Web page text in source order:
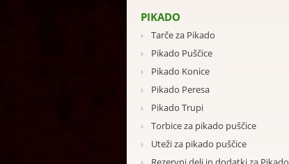
PIKADO
›
Tarče za Pikado
›
Pikado Puščice
›
Pikado Konice
›
Pikado Peresa
›
Pikado Trupi
›
Torbice za pikado puščice
›
Uteži za pikado puščice